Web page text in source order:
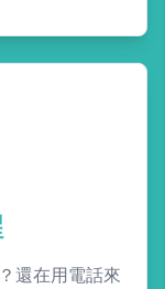
還在用電話來